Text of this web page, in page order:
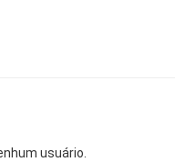
usuário.